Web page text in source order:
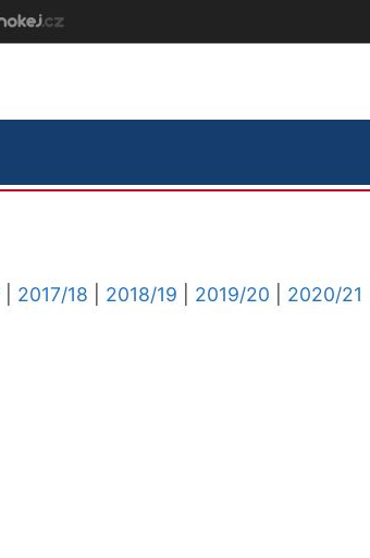
2017/18 2018/19 2019/20
2020/21